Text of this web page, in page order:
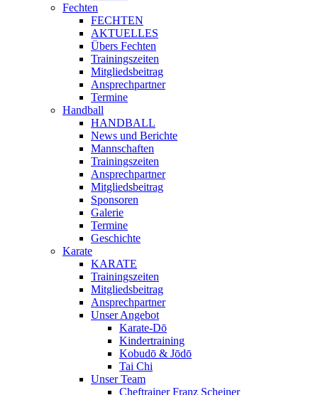
Fechten
FECHTEN
AKTUELLES
Übers Fechten
Trainingszeiten
Mitgliedsbeitrag
Ansprechpartner
Termine
Handball
HANDBALL
News und Berichte
Mannschaften
Trainingszeiten
Ansprechpartner
Mitgliedsbeitrag
Sponsoren
Galerie
Termine
Geschichte
Karate
KARATE
Trainingszeiten
Mitgliedsbeitrag
Ansprechpartner
Unser Angebot
Karate-Dō
Kindertraining
Kobudō & Jōdō
Tai Chi
Unser Team
Cheftrainer Franz Scheiner